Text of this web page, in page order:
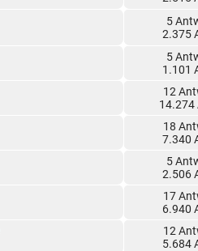
5
2.375
5
1.101
12
14.274
18
7.340
5
2.506
17
6.940
12
5.684